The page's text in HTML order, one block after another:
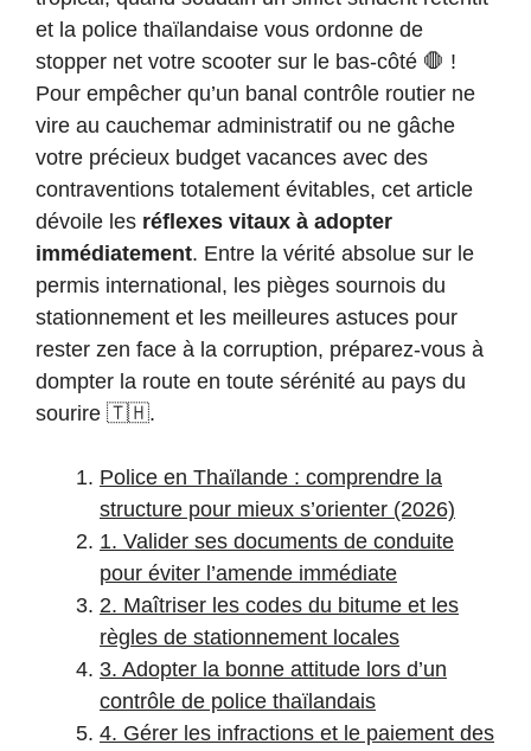
et la police thaïlandaise vous ordonne de
stopper net votre scooter sur le bas-côté 🛑 !
Pour empêcher qu’un banal contrôle routier ne
vire au cauchemar administratif ou ne gâche
votre précieux budget vacances avec des
contraventions totalement évitables, cet article
dévoile les réflexes vitaux à adopter
immédiatement. Entre la vérité absolue sur le
permis international, les pièges sournois du
stationnement et les meilleures astuces pour
rester zen face à la corruption, préparez-vous à
dompter la route en toute sérénité au pays du
sourire 🇹🇭.
Police en Thaïlande : comprendre la
structure pour mieux s’orienter (2026)
1. Valider ses documents de conduite
pour éviter l’amende immédiate
2. Maîtriser les codes du bitume et les
règles de stationnement locales
3. Adopter la bonne attitude lors d’un
contrôle de police thaïlandais
4. Gérer les infractions et le paiement des